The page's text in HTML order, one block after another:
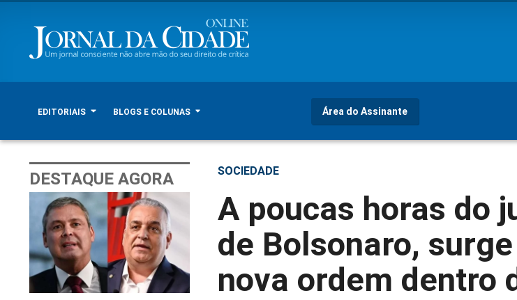
EDITORIAIS BLOGS E COLUNAS Área do Assinante
DESTAQUE AGORA SOCIEDADE
A poucas horas do
de Bolsonaro,
nova ordem dentro